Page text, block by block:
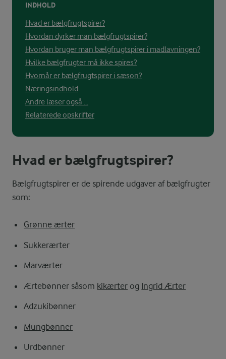
INDHOLD
Hvad er bælgfrugtspirer?
Hvordan dyrker man bælgfrugtspirer?
Hvordan bruger man bælgfrugtspirer i madlavningen?
Hvilke bælgfrugter må ikke spires?
Hvornår er bælgfrugtspirer i sæson?
Næringsindhold
Andre læser også ...
Relaterede opskrifter
Hvad er bælgfrugtspirer?
Bælgfrugtspirer er de spirende udgaver af bælgfrugter
som:
Grønne ærter
Sukkerærter
Marværter
Ærtebønner såsom kikærter og Ingrid Ærter
Adzukibønner
Mungbønner
Urdbønner